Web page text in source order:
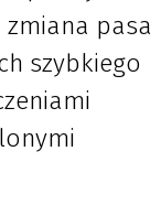
zmiana pasa
szybkiego